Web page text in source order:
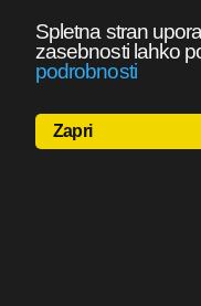
Spletna stran
zasebnosti lahko
podrobnosti
Zapri